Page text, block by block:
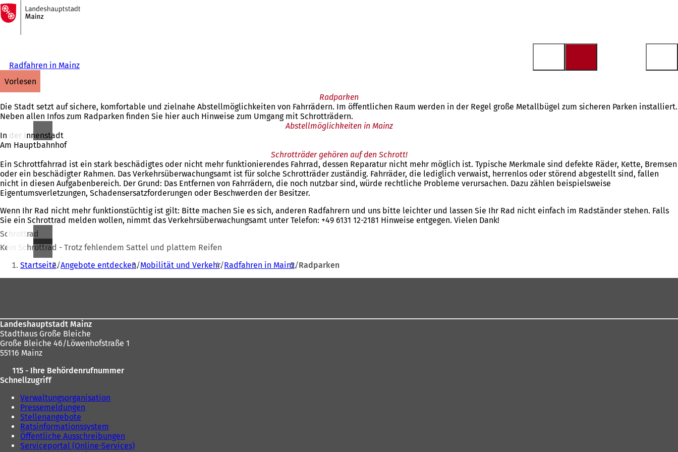
Inhalt anspringen
Zur
Startseite
Radfahren in Mainz
vorlesen
Radparken
Die Stadt setzt auf sichere, komfortable und zielnahe Abstellmöglichkeiten von Fahrrädern. Im öffentlichen Raum werden in der Regel große Metallbügel zum sicheren Parken installiert.
Neben allen Infos zum Radparken finden Sie hier auch Hinweise zum Umgang mit Schrotträdern.
Abstellmöglichkeiten in Mainz
In der Innenstadt
Am Hauptbahnhof
Schrotträder gehören auf den Schrott!
Ein Schrottfahrrad ist ein stark beschädigtes oder nicht mehr funktionierendes Fahrrad, dessen Reparatur nicht mehr möglich ist. Typische Merkmale sind defekte Räder, Kette, Bremsen
oder ein beschädigter Rahmen. Das Verkehrsüberwachungsamt ist für solche Schrotträder zuständig. Fahrräder, die lediglich verwaist, herrenlos oder störend abgestellt sind, fallen
nicht in diesen Aufgabenbereich. Der Grund: Das Entfernen von Fahrrädern, die noch nutzbar sind, würde rechtliche Probleme verursachen. Dazu zählen beispielsweise
Eigentumsverletzungen, Schadensersatzforderungen oder Beschwerden der Besitzer.
Wenn Ihr Rad nicht mehr funktionstüchtig ist gilt: Bitte machen Sie es sich, anderen Radfahrern und uns bitte leichter und lassen Sie Ihr Rad nicht einfach im Radständer stehen. Falls
Sie ein Schrottrad melden wollen, nimmt das Verkehrsüberwachungsamt unter Telefon: +49 6131 12-2181 Hinweise entgegen. Vielen Dank!
Schrottrad
Kein Schrottrad - Trotz fehlendem Sattel und plattem Reifen
Sie
befinden
Startseite Angebote entdecken Mobilität und Verkehr Radfahren in Mainz Radparken
Landeshauptstadt Mainz
Stadthaus Große Bleiche
Große Bleiche 46/Löwenhofstraße 1
55116 Mainz
115 - Ihre Behördenrufnummer
Schnellzugriff
Verwaltungsorganisation
Pressemeldungen
Stellenangebote
Ratsinformationssystem
Öffentliche Ausschreibungen
Serviceportal (Online-Services)